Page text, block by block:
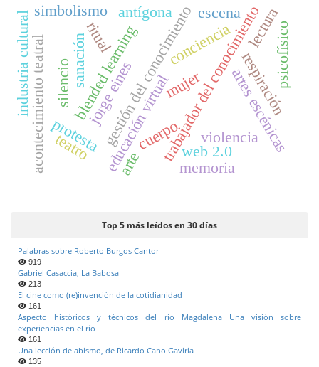
trabajador del conocimiento
educación virtual web 2.0
blended learning
gestión del conocimiento
antígona
mujer
protesta
teatro violencia
artes escénicas
jorge eines
acontecimiento teatral memoria
sanaciónritual
respiración
psicofísico
conciencia
cuerpo
escena
simbolismo
silencio
arte
industria cultural lectura
Top 5 más leídos en 30 días
Palabras sobre Roberto Burgos Cantor
919
Gabriel Casaccia, La Babosa
213
El cine como (re)invención de la cotidianidad
161
Aspecto históricos y técnicos del río Magdalena Una visión sobre
experiencias en el río
161
Una lección de abismo, de Ricardo Cano Gaviria
135